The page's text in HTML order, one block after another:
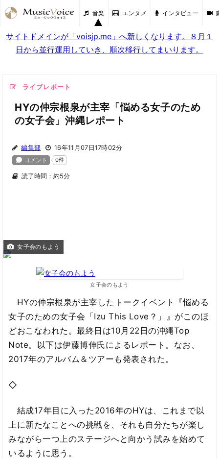
音楽 エンタメ インタビュー
サイトドメインが「voisjp.me」へ新しくなります。８月１
日から並行運用していき、順次移行してまいります。
ライブレポート
HYの仲宗根泉が主宰「悩める女子のため
の女子会」沖縄レポート
編集部 16年11月07日17時02分
読了時間：約5分
女子会のもよう
女子会のもよう
HYの仲宗根泉が主宰したトークイベント『悩める
女子のための女子会「Izu This Love？」』がこのほ
どおこなわれた。最終日は10月22日の沖縄Top
Note。以下は伊藤博伸氏によるレポート。なお、
2017年のアルバム＆ツアーも発表された。
◇
結成17年目に入った2016年のHYは、これまで以
上に新たなことへの挑戦を、それも自分たちが楽し
みながら一つ上のステージへと向かう試みを始めて
いるように思う。